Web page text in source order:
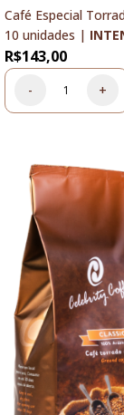
Café Especial
10 unidades |
R$143,00
- +